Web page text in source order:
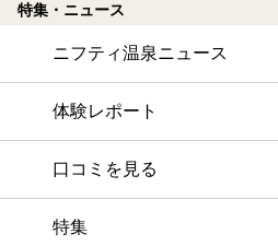
特集・ニュース
ニフティ温泉ニュース
体験レポート
口コミを見る
特集